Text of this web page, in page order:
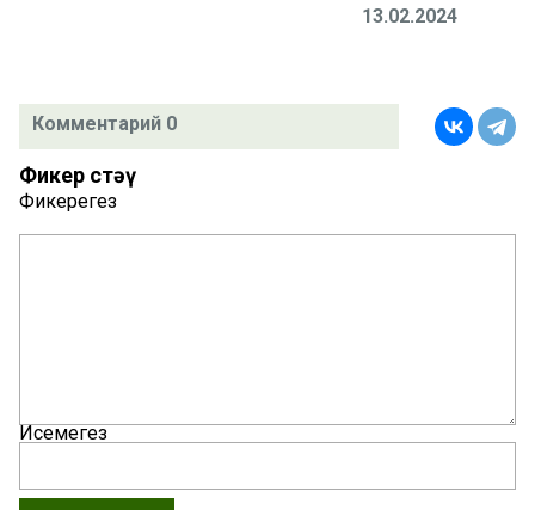
13.02.2024
Комментарий 0
Фикер өстәү
Фикерегез
Исемегез